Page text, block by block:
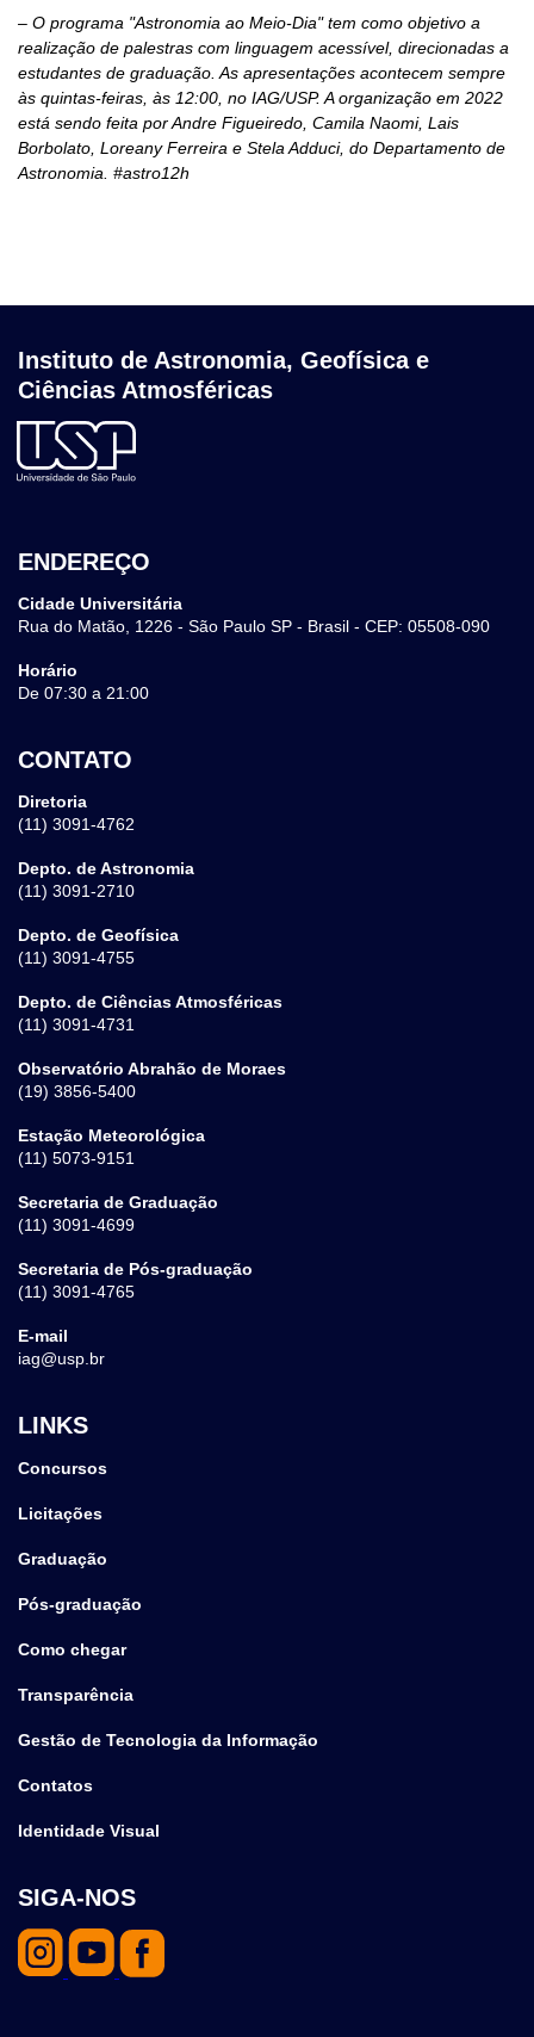
– O programa "Astronomia ao Meio-Dia" tem como objetivo a
realização de palestras com linguagem acessível, direcionadas a
estudantes de graduação. As apresentações acontecem sempre
às quintas-feiras, às 12:00, no IAG/USP. A organização em 2022
está sendo feita por Andre Figueiredo, Camila Naomi, Lais
Borbolato, Loreany Ferreira e Stela Adduci, do Departamento de
Astronomia. #astro12h
Instituto de Astronomia, Geofísica e
Ciências Atmosféricas
ENDEREÇO
Cidade Universitária
Rua do Matão, 1226 - São Paulo SP - Brasil - CEP: 05508-090
Horário
De 07:30 a 21:00
CONTATO
Diretoria
(11) 3091-4762
Depto. de Astronomia
(11) 3091-2710
Depto. de Geofísica
(11) 3091-4755
Depto. de Ciências Atmosféricas
(11) 3091-4731
Observatório Abrahão de Moraes
(19) 3856-5400
Estação Meteorológica
(11) 5073-9151
Secretaria de Graduação
(11) 3091-4699
Secretaria de Pós-graduação
(11) 3091-4765
E-mail
iag@usp.br
LINKS
Concursos
Licitações
Graduação
Pós-graduação
Como chegar
Transparência
Gestão de Tecnologia da Informação
Contatos
Identidade Visual
SIGA-NOS